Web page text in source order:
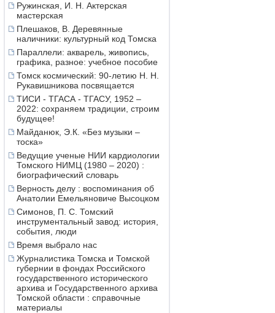
Ружинская, И. Н. Актерская
мастерская
Плешаков, В. Деревянные
наличники: культурный код Томска
Параллели: акварель, живопись,
графика, разное: учебное пособие
Томск космический: 90-летию Н. Н.
Рукавишникова посвящается
ТИСИ - ТГАСА - ТГАСУ, 1952 –
2022: сохраняем традиции, строим
будущее!
Майданюк, Э.К. «Без музыки –
тоска»
Ведущие ученые НИИ кардиологии
Томского НИМЦ (1980 – 2020) :
биографический словарь
Верность делу : воспоминания об
Анатолии Емельяновиче Высоцком
Симонов, П. С. Томский
инструментальный завод: история,
события, люди
Время выбрало нас
Журналистика Томска и Томской
губернии в фондах Российского
государственного исторического
архива и Государственного архива
Томской области : справочные
материалы